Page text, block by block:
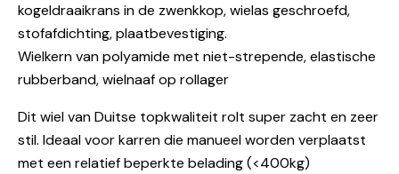
kogeldraaikrans in de zwenkkop, wielas geschroefd,
stofafdichting, plaatbevestiging.
Wielkern van polyamide met niet-strepende, elastische
rubberband, wielnaaf op rollager
Dit wiel van Duitse topkwaliteit rolt super zacht en zeer
stil. Ideaal voor karren die manueel worden verplaatst
met een relatief beperkte belading (<400kg)